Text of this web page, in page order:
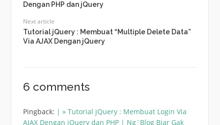
Dengan PHP dan jQuery
Next article
Tutorial jQuery : Membuat “Multiple Delete Data”
Via AJAX Dengan jQuery
6 comments
Pingback: | » Tutorial jQuery : Membuat Login Via
AJAX Dengan jQuery dan PHP | Ng`Blog Biar Gak